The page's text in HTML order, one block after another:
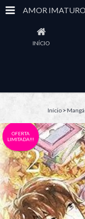
AMOR
INÍCIO
Início >
OFERTA
LIMITADA!!!